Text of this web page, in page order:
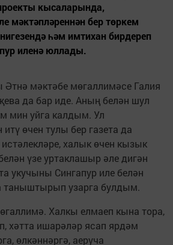
кысаларында,
мәктәпләреннән бер төркем
һәм имтихан бирдереп
иленә юллады.
мәктәбе мөгаллимәсе Галия
да бар иде. Аның белән шул
мин уйга калдым. Ул
өчен тулы бер газета да
халык өчен кызык
үзе уртаклашыр әле дигән
укучыны Сингапур иле белән
таныштырып узарга булдым.
Халкы елмаеп кына тора,
хәтта ишарәләр ясап ярдәм
өлкәннәргә, аеруча